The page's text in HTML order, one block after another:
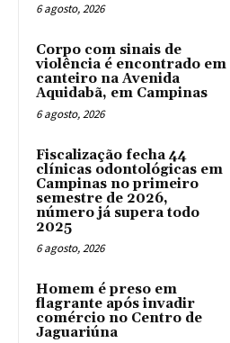
6 agosto, 2026
Corpo com sinais de
violência é encontrado em
canteiro na Avenida
Aquidabã, em Campinas
6 agosto, 2026
Fiscalização fecha 44
clínicas odontológicas em
Campinas no primeiro
semestre de 2026,
número já supera todo
2025
6 agosto, 2026
Homem é preso em
flagrante após invadir
comércio no Centro de
Jaguariúna